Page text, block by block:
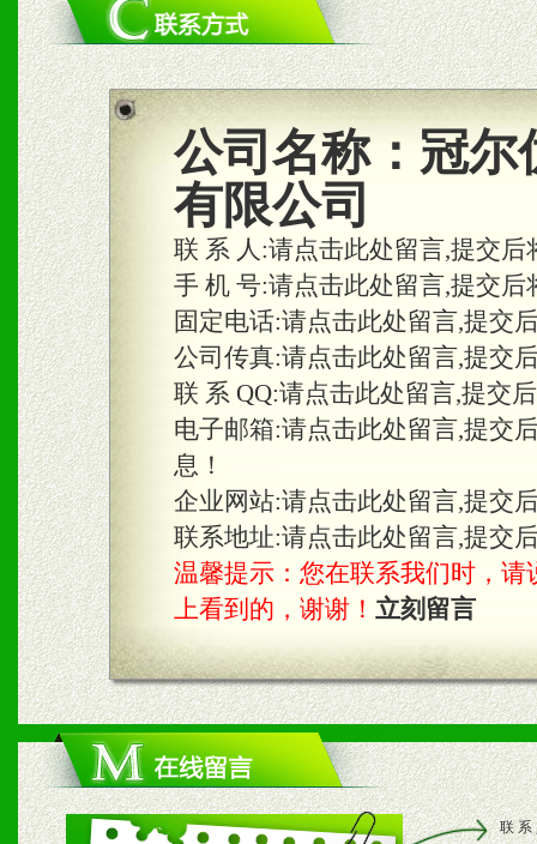
1、统一市场价格；建立全
商利润。
2、区域独家经营；建立区
合作关系。
三、物料及媒体
1、免费提供体验及宣传彩
2、不定期在各大知名网站
知名度和影响力。
3、根据地方实际情况提供
具。
四、市场操作及支持
1、根据区域市场协助制定
2、根据具体情况公司给予
3、根据市场需要，派驻区
公司名称： 冠尔
有限公司
联 系 人:请点击此处留言,提交
手 机 号:请点击此处留言,提交
固定电话:请点击此处留言,提交
公司传真:请点击此处留言,提交
联 系 QQ:请点击此处留言,提交
电子邮箱:请点击此处留言,提交
息！
企业网站:请点击此处留言,提交
联系地址:请点击此处留言,提交
温馨提示：您在联系我们时，请
上看到的，谢谢！ 立刻留言
联 系